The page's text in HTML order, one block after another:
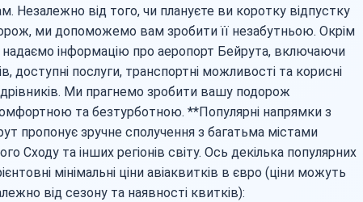
Незалежно від того, чи плануєте ви коротку відпустку
ми допоможемо вам зробити її незабутньою. Окрім
надаємо інформацію про аеропорт Бейрута, включаючи
доступні послуги, транспортні можливості та корисні
Ми прагнемо зробити вашу подорож
та безтурботною. **Популярні напрямки з
пропонує зручне сполучення з багатьма містами
Сходу та інших регіонів світу. Ось декілька популярних
мінімальні ціни авіаквитків в євро (ціни можуть
від сезону та наявності квитків):